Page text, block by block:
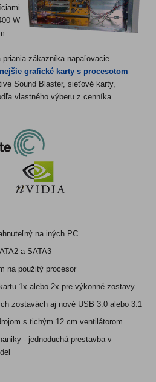
W
zákazníka napaľovacie
grafické karty s procesotom
Sound Blaster, sieťové karty,
vlastného výberu z cenníka
na iných PC
a SATA3
na použitý procesor
1x alebo 2x pre výkonné zostavy
zostavách aj nové USB 3.0 alebo 3.1
s tichým 12 cm ventilátorom
- jednoduchá prestavba v